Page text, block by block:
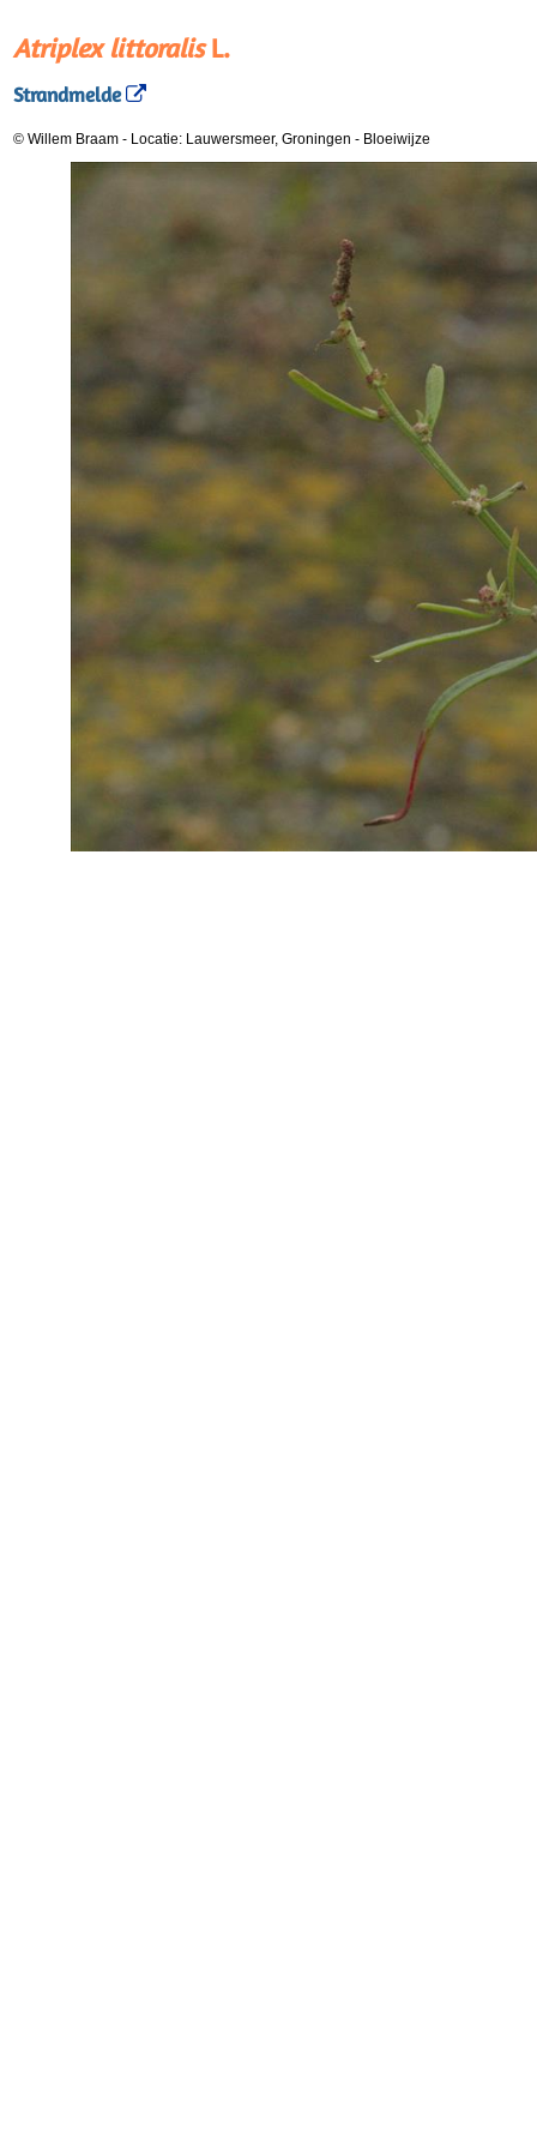
Atriplex littoralisL.
Strandmelde
© Willem Braam - Locatie: Lauwersmeer, Groningen - Bloeiwijze